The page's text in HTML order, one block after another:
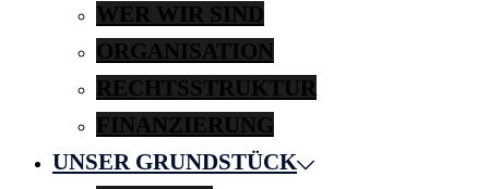
WER WIR SIND
ORGANISATION
RECHTSSTRUKTUR
FINANZIERUNG
UNSER GRUNDSTÜCK